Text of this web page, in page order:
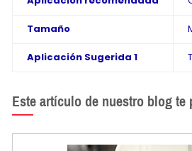
Tamaño
Aplicación Sugerida 1
Este artículo de nuestro blog te